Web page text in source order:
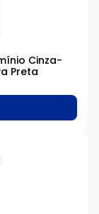
Cinza-
Preta